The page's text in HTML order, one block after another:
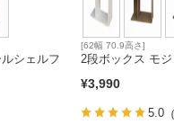
シェルフ
[62幅 70.9高さ]
2段ボックス モ
¥3,990
5.0